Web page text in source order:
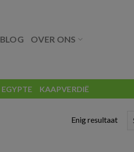
BLOG OVER ONS
EGYPTE KAAPVERDIË
Enig resultaat